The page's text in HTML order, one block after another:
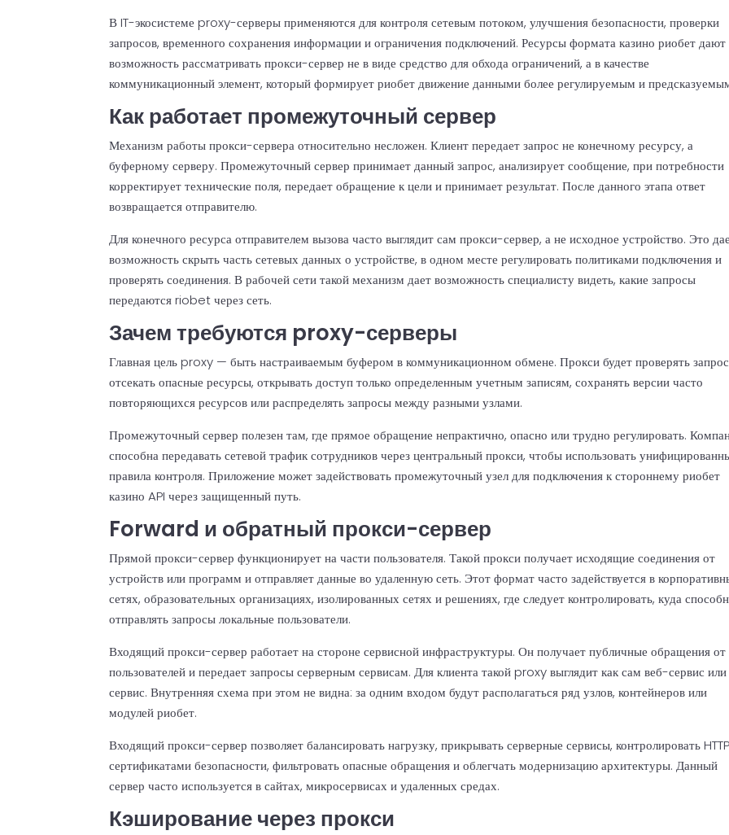
В IT-экосистеме proxy-серверы применяются для контроля сетевым потоком, улучшения безопасности, проверки
запросов, временного сохранения информации и ограничения подключений. Ресурсы форматаказино риобетдают
возможность рассматривать прокси-сервер не в виде средство для обхода ограничений, а в качестве
коммуникационный элемент, который формирует риобет движение данными более регулируемым и
Как работает промежуточный сервер
Механизм работы прокси-сервера относительно несложен. Клиент передает запрос не конечному ресурсу, а
буферному серверу. Промежуточный сервер принимает данный запрос, анализирует сообщение, при потребности
корректирует технические поля, передает обращение к цели и принимает результат. После данного этапа ответ
возвращается отправителю.
Для конечного ресурса отправителем вызова часто выглядит сам прокси-сервер, а не исходное устройство. Это
возможность скрыть часть сетевых данных о устройстве, в одном месте регулировать политиками подключения и
проверять соединения. В рабочей сети такой механизм дает возможность специалисту видеть, какие запросы
передаются riobet через сеть.
Зачем требуются proxy-серверы
Главная цель proxy — быть настраиваемым буфером в коммуникационном обмене. Прокси будет проверять
отсекать опасные ресурсы, открывать доступ только определенным учетным записям, сохранять версии часто
повторяющихся ресурсов или распределять запросы между разными узлами.
Промежуточный сервер полезен там, где прямое обращение непрактично, опасно или трудно регулировать.
способна передавать сетевой трафик сотрудников через центральный прокси, чтобы использовать
правила контроля. Приложение может задействовать промежуточный узел для подключения к стороннему риобет
казино API через защищенный путь.
Forward и обратный прокси-сервер
Прямой прокси-сервер функционирует на части пользователя. Такой прокси получает исходящие соединения от
устройств или программ и отправляет данные во удаленную сеть. Этот формат часто задействуется в
сетях, образовательных организациях, изолированных сетях и решениях, где следует контролировать, куда
отправлять запросы локальные пользователи.
Входящий прокси-сервер работает на стороне сервисной инфраструктуры. Он получает публичные обращения от
пользователей и передает запросы серверным сервисам. Для клиента такой proxy выглядит как сам веб-сервис или
сервис. Внутренняя схема при этом не видна: за одним входом будут располагаться ряд узлов, контейнеров или
модулей риобет.
Входящий прокси-сервер позволяет балансировать нагрузку, прикрывать серверные сервисы, контролировать
сертификатами безопасности, фильтровать опасные обращения и облегчать модернизацию архитектуры. Данный
сервер часто используется в сайтах, микросервисах и удаленных средах.
Кэширование через прокси